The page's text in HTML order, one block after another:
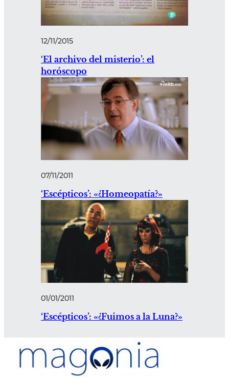
12/11/2015
‘El archivo del misterio’: el
horóscopo
07/11/2011
‘Escépticos’: «¿Homeopatía?»
01/01/2011
‘Escépticos’: «¿Fuimos a la Luna?»